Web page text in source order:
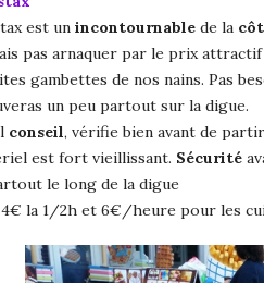
est un incontournable de la
pas arnaquer par le prix attractif
gambettes de nos nains. Pas
un peu partout sur la digue.
conseil, vérifie bien avant de
est fort vieillissant. Sécurité
le long de la digue
la 1/2h et 6€/heure pour les